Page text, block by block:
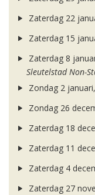
Zaterdag 22
Zaterdag 15
Zaterdag 8
Sleutelstad Non-
Zondag 2
Zondag 26
Zaterdag 18
Zaterdag 11
Zaterdag 4
Zaterdag 27